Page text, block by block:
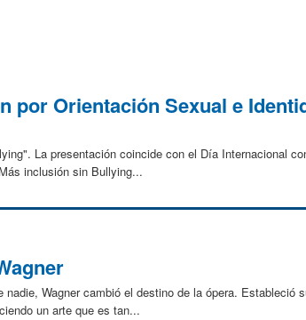
por Orientación Sexual e
La presentación coincide con el Día Internacional
inclusión sin Bullying...
Wagner cambió el destino de la ópera. Estableció
un arte que es tan...